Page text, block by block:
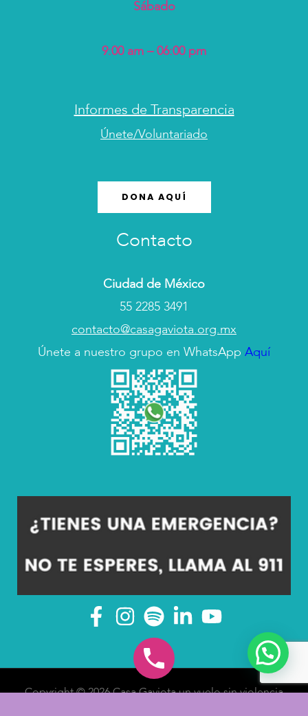
Sábado
9:00 am – 06:00 pm
Informes de Transparencia
Únete/Voluntariado
DONA AQUÍ
Contacto
Ciudad de México
55 2285 3491
contacto@casagaviota.org.mx
Únete a nuestro grupo en WhatsApp Aquí
Copyright © 2026 Casa Gaviota un vuelo sin violencia